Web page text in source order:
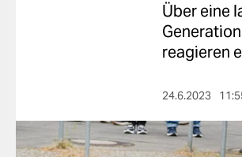
berlin
Über eine
reagieren
24.6.2023